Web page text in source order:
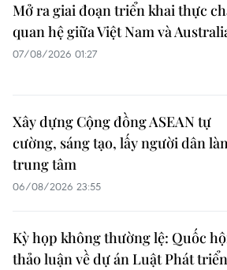
Mở ra giai đoạn triển khai thực
quan hệ giữa Việt Nam và
07/08/2026 01:27
Xây dựng Cộng đồng ASEAN tự
cường, sáng tạo, lấy người dân
trung tâm
06/08/2026 23:55
Kỳ họp không thường lệ: Quốc
thảo luận về dự án Luật Phát